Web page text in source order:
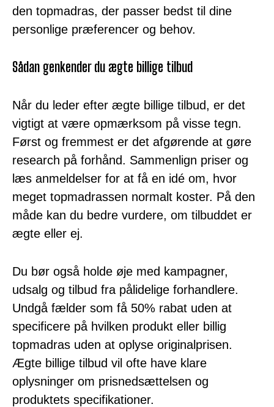
den topmadras, der passer bedst til dine
personlige præferencer og behov.
Sådan genkender du ægte billige tilbud
Når du leder efter ægte billige tilbud, er det
vigtigt at være opmærksom på visse tegn.
Først og fremmest er det afgørende at gøre
research på forhånd. Sammenlign priser og
læs anmeldelser for at få en idé om, hvor
meget topmadrassen normalt koster. På den
måde kan du bedre vurdere, om tilbuddet er
ægte eller ej.
Du bør også holde øje med kampagner,
udsalg og tilbud fra pålidelige forhandlere.
Undgå fælder som få 50% rabat uden at
specificere på hvilken produkt eller billig
topmadras uden at oplyse originalprisen.
Ægte billige tilbud vil ofte have klare
oplysninger om prisnedsættelsen og
produktets specifikationer.